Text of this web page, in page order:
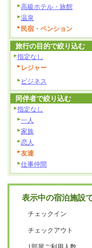
高級ホテル・旅館
温泉
民宿・ペンション
旅行の目的で絞り込む
指定なし
レジャー
ビジネス
同伴者で絞り込む
指定なし
一人
家族
恋人
友達
仕事仲間
表示中の宿泊施設
チェックイン
チェックアウト